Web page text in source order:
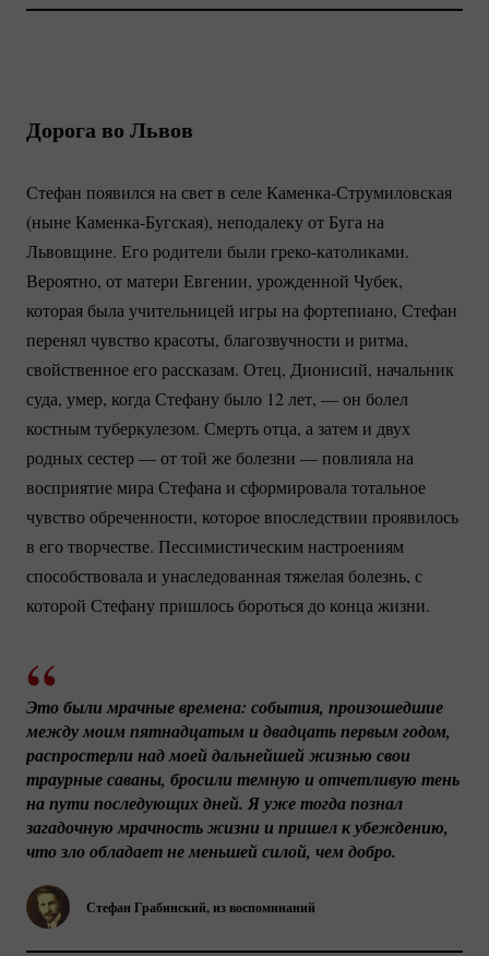
Дорога во Львов
Стефан появился на свет в селе Каменка-Струмиловская
(ныне Каменка-Бугская), неподалеку от Буга на
Львовщине. Его родители были греко-католиками.
Вероятно, от матери Евгении, урожденной Чубек,
которая была учительницей игры на фортепиано, Стефан
перенял чувство красоты, благозвучности и ритма,
свойственное его рассказам. Отец, Дионисий, начальник
суда, умер, когда Стефану было 12 лет, — он болел
костным туберкулезом. Смерть отца, а затем и двух
родных сестер — от той же болезни — повлияла на
восприятие мира Стефана и сформировала тотальное
чувство обреченности, которое впоследствии проявилось
в его творчестве. Пессимистическим настроениям
способствовала и унаследованная тяжелая болезнь, с
которой Стефану пришлось бороться до конца жизни.
Стефан Грабинский, из воспоминаний
Это были мрачные времена: события, произошедшие
между моим пятнадцатым и двадцать первым годом,
распростерли над моей дальнейшей жизнью свои
траурные саваны, бросили темную и отчетливую тень
на пути последующих дней. Я уже тогда познал
загадочную мрачность жизни и пришел к убеждению,
что зло обладает не меньшей силой, чем добро.